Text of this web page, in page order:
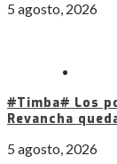
5 agosto, 2026
#Timba# Los
Revancha
5 agosto, 2026